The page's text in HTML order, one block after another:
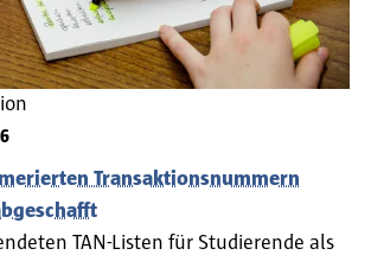
Transaktionsnummern
TAN-Listen für Studierende als